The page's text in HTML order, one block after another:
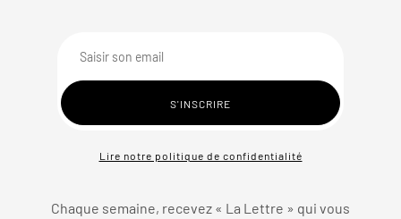
Lire notre politique de confidentialité
Chaque semaine, recevez « La Lettre » qui vous